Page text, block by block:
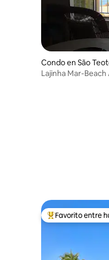
Condo en São
Lajinha Mar-
Favorito entre
Favorito entre